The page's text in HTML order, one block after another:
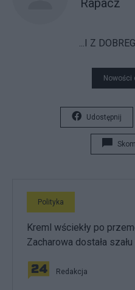
Rapacz
...I Z
Nowości
Udostępnij
Polityka
Kreml wściekły po
Zacharowa dostała szału
Redakcja